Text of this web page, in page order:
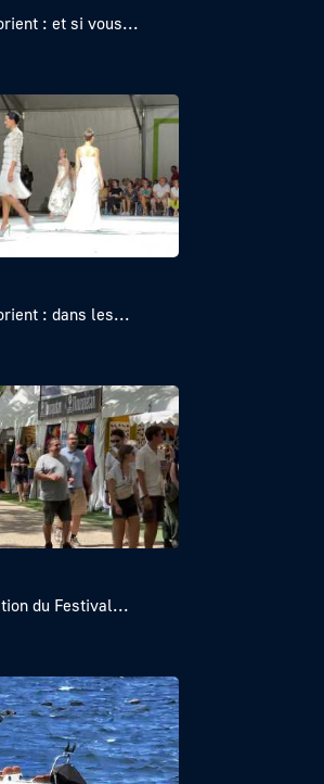
: et si vous...
: dans les...
du Festival...